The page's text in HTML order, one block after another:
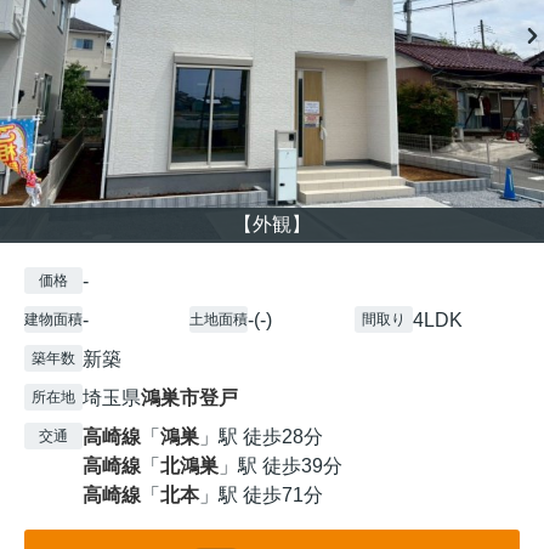
【外観】
価格 -
建物面積- 土地面積-(-) 間取り 4LDK
築年数 新築
所在地 埼玉県鴻巣市登戸
交通 高崎線 「 鴻巣 」駅 徒歩28分
高崎線 「 北鴻巣 」駅 徒歩39分
高崎線 「 北本」駅 徒歩71分